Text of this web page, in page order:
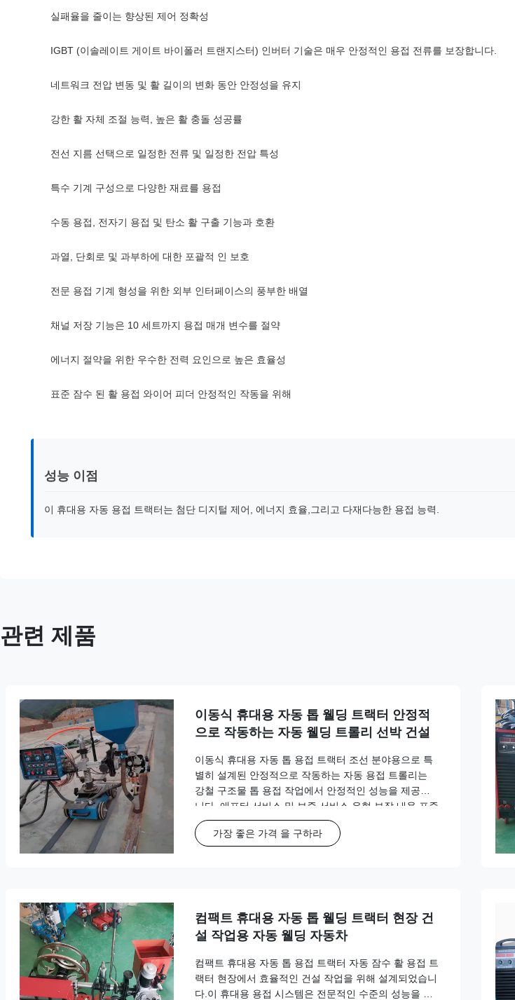
실패율을 줄이는 향상된 제어 정확성
IGBT (이솔레이트 게이트 바이폴러 트랜지스터) 인버터 기술은 매우 안정적인 용접 전류를 보장합니다.
네트워크 전압 변동 및 활 길이의 변화 동안 안정성을 유지
강한 활 자체 조절 능력, 높은 활 충돌 성공률
전선 지름 선택으로 일정한 전류 및 일정한 전압 특성
특수 기계 구성으로 다양한 재료를 용접
수동 용접, 전자기 용접 및 탄소 활 구출 기능과 호환
과열, 단회로 및 과부하에 대한 포괄적 인 보호
전문 용접 기계 형성을 위한 외부 인터페이스의 풍부한 배열
채널 저장 기능은 10 세트까지 용접 매개 변수를 절약
에너지 절약을 위한 우수한 전력 요인으로 높은 효율성
표준 잠수 된 활 용접 와이어 피더 안정적인 작동을 위해
성능 이점
이 휴대용 자동 용접 트랙터는 첨단 디지털 제어, 에너지 효율,그리고 다재다능한 용접 능력.
관련 제품
이동식 휴대용 자동 톱 웰딩 트랙터 안정적
으로 작동하는 자동 웰딩 트롤리 선박 건설
이동식 휴대용 자동 톱 용접 트랙터 조선 분야용으로 특
별히 설계된 안정적으로 작동하는 자동 용접 트롤리는
강철 구조물 톱 용접 작업에서 안정적인 성능을 제공합
니다. 애프터 서비스 및 보증 서비스 유형 보장 내용 표준
보증 12개월 또는 2,000 작동 시간(둘 중 먼저 도래하는
기준) 보증 연장 최대 36개월까지 선택적 보장 글로벌 지
가장 좋은 가격 을 구하라
컴팩트 휴대용 자동 톱 웰딩 트랙터 현장 건
설 작업용 자동 웰딩 자동차
컴팩트 휴대용 자동 톱 용접 트랙터 자동 잠수 활 용접 트
랙터 현장에서 효율적인 건설 작업을 위해 설계되었습니
다.이 휴대용 용접 시스템은 전문적인 수준의 성능을 가